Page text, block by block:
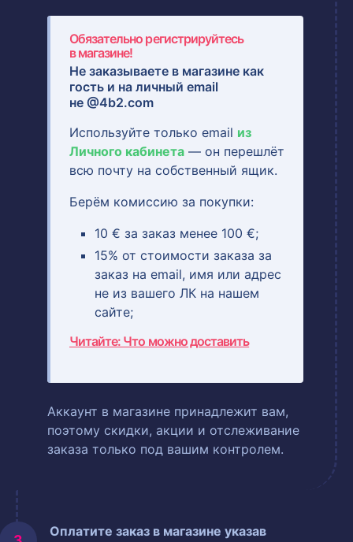
Обязательно регистрируйтесь
в магазине!
Не заказываете в магазине как
гость и на личный email
не @4b2.com
Используйте только email из
Личного кабинета — он перешлёт
всю почту на собственный ящик.
Берём комиссию за покупки:
10 € за заказ менее 100 €;
15% от стоимости заказа за
заказ на email, имя или адрес
не из вашего ЛК на нашем
сайте;
Читайте: Что можно доставить
Аккаунт в магазине принадлежит вам,
поэтому скидки, акции и отслеживание
заказа только под вашим контролем.
Оплатите заказ в магазине указав